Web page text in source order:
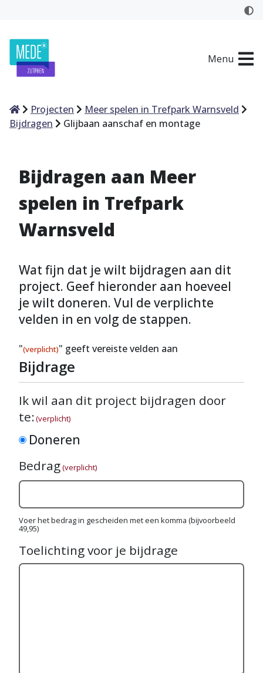
Menu
HomeProjecten
Meer spelen in Trefpark Warnsveld
Bijdragen
Glijbaan aanschaf en montage
Bijdragen aan Meer
spelen in Trefpark
Warnsveld
Wat fijn dat je wilt bijdragen aan dit
project. Geef hieronder aan hoeveel
je wilt doneren. Vul de verplichte
velden in en volg de stappen.
"(verplicht)" geeft vereiste velden aan
Bijdrage
Ik wil aan dit project bijdragen door
te:(verplicht)
Doneren
Bedrag(verplicht)
Voer het bedrag in gescheiden met een komma (bijvoorbeeld
49,95)
Toelichting voor je bijdrage